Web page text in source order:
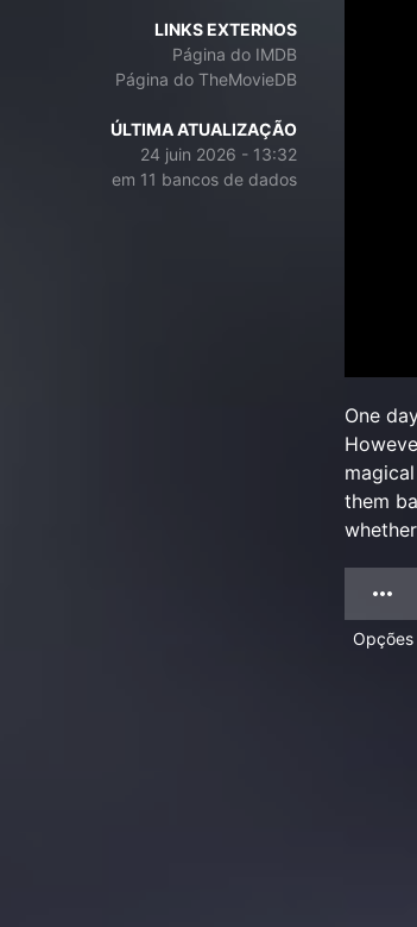
LINKS EXTERNOS
Página do IMDB
Página do TheMovieDB
ÚLTIMA ATUALIZAÇÃO
24 juin 2026 - 13:32
em 11 bancos de dados
One
them
Opções